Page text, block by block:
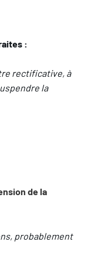
:
rectificative, à
la
de la
probablement